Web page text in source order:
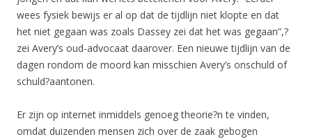
wees fysiek bewijs er al op dat de tijdlijn niet klopte en dat
het niet gegaan was zoals Dassey zei dat het was gegaan”,?
zei Avery’s oud-advocaat daarover. Een nieuwe tijdlijn van de
dagen rondom de moord kan misschien Avery’s onschuld of
schuld?aantonen.
Er zijn op internet inmiddels genoeg theorie?n te vinden,
omdat duizenden mensen zich over de zaak gebogen